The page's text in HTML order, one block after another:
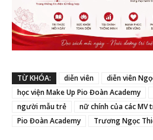
TỪ KHÓA: diễn viên
diễn viên
học viện Make Up Pio Đoàn Academy
người mẫu trẻ
nữ chính của các MV
Pio Đoàn Academy
Trương Ngọc